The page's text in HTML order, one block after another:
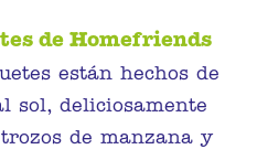
de Homefriends
están hechos de
sol, deliciosamente
de manzana y